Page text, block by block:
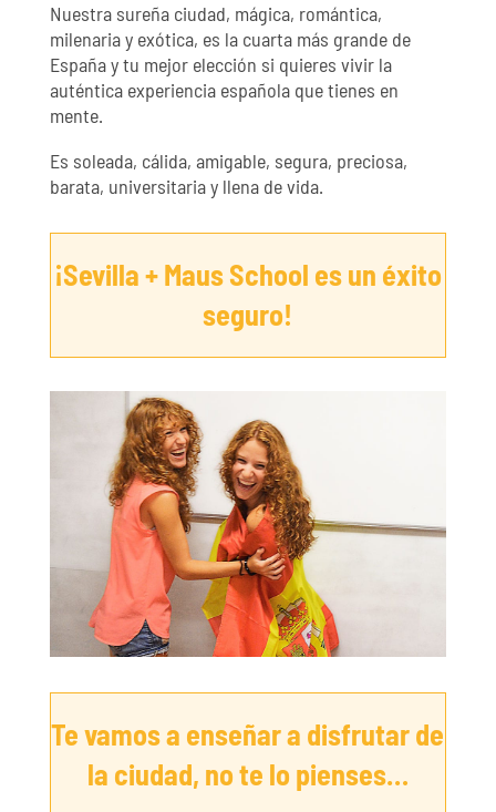
Nuestra sureña ciudad, mágica, romántica,
milenaria y exótica, es la cuarta más grande de
España y tu mejor elección si quieres vivir la
auténtica experiencia española que tienes en
mente.
Es soleada, cálida, amigable, segura, preciosa,
barata, universitaria y llena de vida.
¡Sevilla + Maus School es un éxito
seguro!
Te vamos a enseñar a disfrutar de
la ciudad, no te lo pienses…